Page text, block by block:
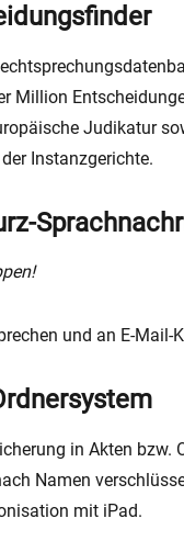
Million
Judikatur
Instanzgerichte.
und an E-Mail-
in Akten bzw.
Namen
mit iPad.